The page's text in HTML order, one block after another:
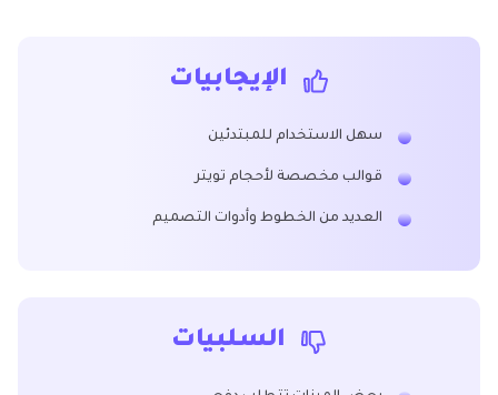
الإيجابيات
سهل الاستخدام للمبتدئين
قوالب مخصصة لأحجام تويتر
العديد من الخطوط وأدوات التصميم
السلبيات